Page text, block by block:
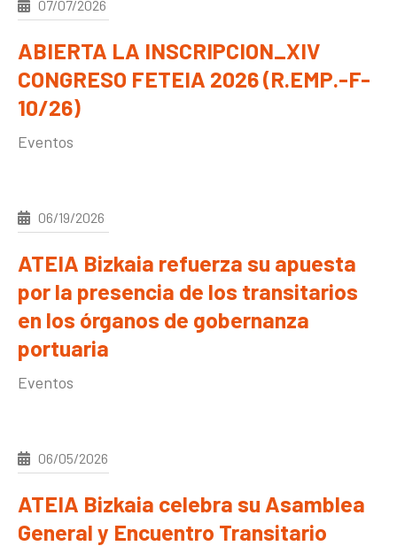
07/07/2026
ABIERTA LA INSCRIPCION_XIV
CONGRESO FETEIA 2026 (R.EMP.-F-
10/26)
Eventos
06/19/2026
ATEIA Bizkaia refuerza su apuesta
por la presencia de los transitarios
en los órganos de gobernanza
portuaria
Eventos
06/05/2026
ATEIA Bizkaia celebra su Asamblea
General y Encuentro Transitario